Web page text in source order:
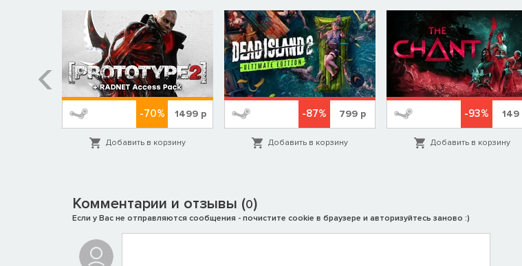
-70% 1499р
Добавить в корзину
-87% 799 р
Добавить в корзину
-93% 149
Добавить в корзину
Комментарии и отзывы (0)
Если у Вас не отправляются сообщения - почистите cookie в браузере и авторизуйтесь заново :)